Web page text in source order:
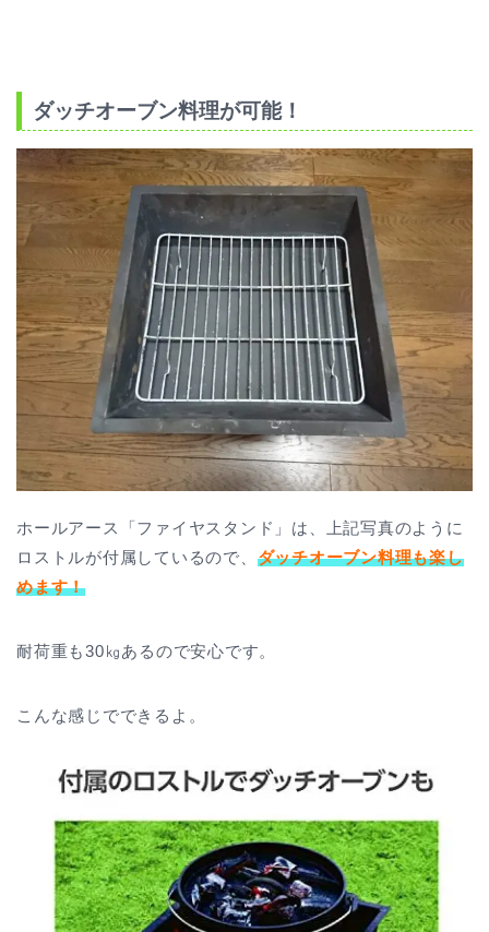
ダッチオーブン料理が可能！
ホールアース「ファイヤスタンド」は、上記写真のように
ロストルが付属しているので、 ダッチオーブン料理も楽し
めます！
耐荷重も30㎏あるので安心です。
こんな感じでできるよ。